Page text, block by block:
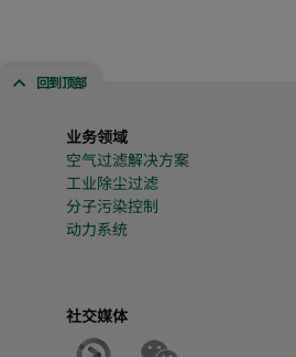
回到顶部
业务领域
空气过滤解决方案
工业除尘过滤
分子污染控制
动力系统
社交媒体